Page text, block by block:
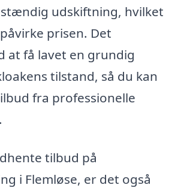
udskiftning, hvilket
prisen. Det
at få lavet en grundig
tilstand, så du kan
fra professionelle
tilbud på
i Flemløse, er det også